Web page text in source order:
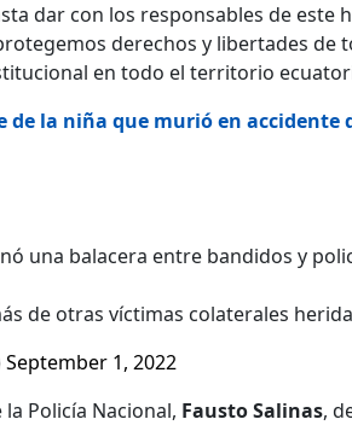
dar con los responsables de
derechos y libertades de
en todo el territorio
de la niña que murió en
una balacera entre bandidos y
de otras víctimas colaterales
September 1, 2022
Policía Nacional, Fausto Salinas,